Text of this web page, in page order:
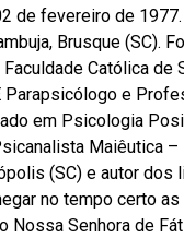
de fevereiro de
Brusque (SC).
Católica de
Parapsicólogo e
em Psicologia
Maiêutica
(SC) e autor dos
no tempo certo
Nossa Senhora de